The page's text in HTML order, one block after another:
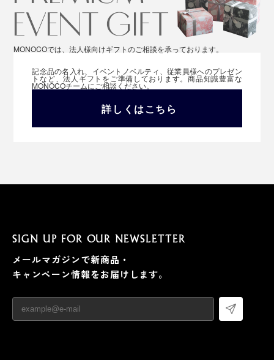
MONOCOでは、法人様向けギフトのご相談を承っております。
記念品の名入れ、イベントノベルティ、従業員様へのプレゼン
トなど、法人ギフトをご準備しております。商品知識豊富な
MONOCOチームにご相談ください。
詳しくはこちら
SIGN UP FOR OUR NEWSLETTER
メールマガジンで新商品・
キャンペーン情報をお届けします。